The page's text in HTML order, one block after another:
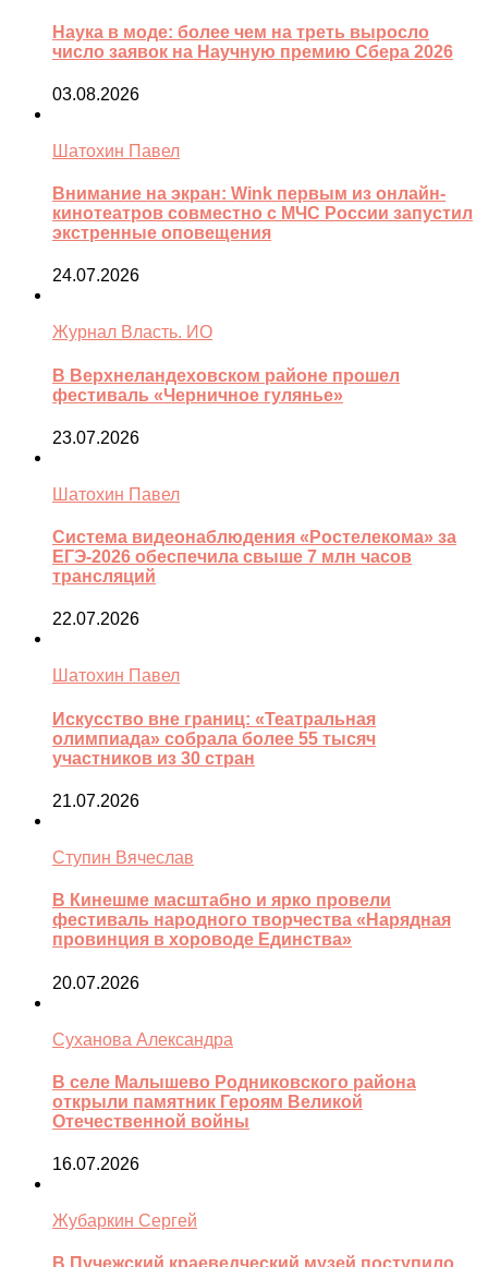
Наука в моде: более чем на треть выросло
число заявок на Научную премию Сбера 2026
03.08.2026
Шатохин Павел
Внимание на экран: Wink первым из онлайн-
кинотеатров совместно с МЧС России запустил
экстренные оповещения
24.07.2026
Журнал Власть. ИО
В Верхнеландеховском районе прошел
фестиваль «Черничное гулянье»
23.07.2026
Шатохин Павел
Система видеонаблюдения «Ростелекома» за
ЕГЭ-2026 обеспечила свыше 7 млн часов
трансляций
22.07.2026
Шатохин Павел
Искусство вне границ: «Театральная
олимпиада» собрала более 55 тысяч
участников из 30 стран
21.07.2026
Ступин Вячеслав
В Кинешме масштабно и ярко провели
фестиваль народного творчества «Нарядная
провинция в хороводе Единства»
20.07.2026
Суханова Александра
В селе Малышево Родниковского района
открыли памятник Героям Великой
Отечественной войны
16.07.2026
Жубаркин Сергей